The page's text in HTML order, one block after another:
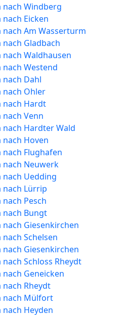
Windberg
Eicken
Am Wasserturm
Gladbach
Waldhausen
Westend
Dahl
nach Ohler
nach Hardt
Venn
Hardter Wald
Hoven
Flughafen
Neuwerk
Uedding
nach Lürrip
Pesch
nach Bungt
Giesenkirchen
Schelsen
Giesenkirchen
Schloss Rheydt
Geneicken
Rheydt
nach Mülfort
Heyden